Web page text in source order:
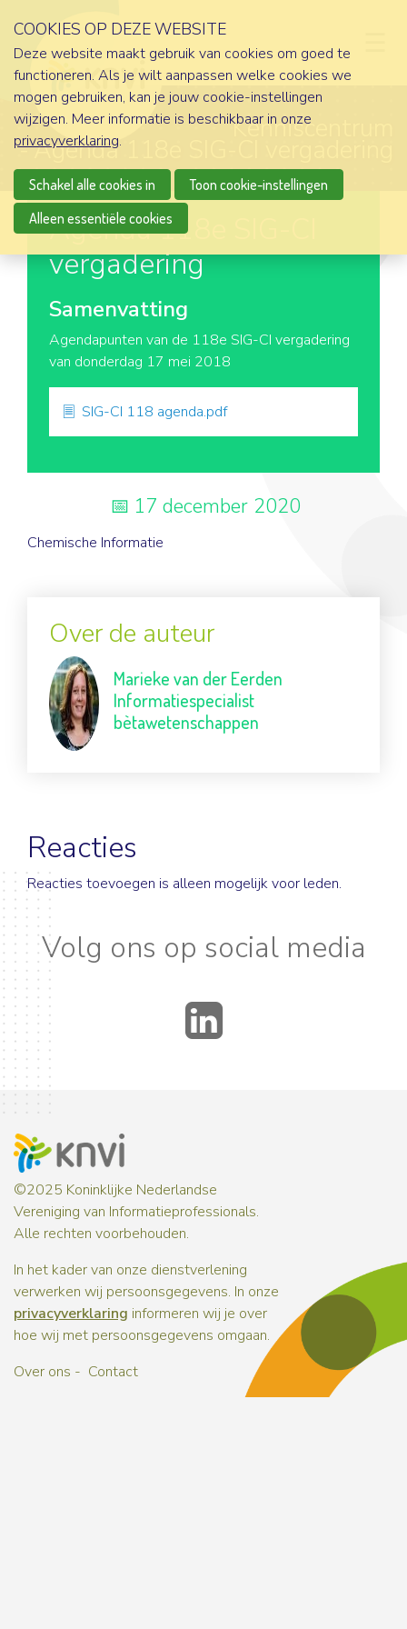
Kenniscentrum
Agenda 118e SIG-CI vergadering
Agenda 118e SIG-CI
vergadering
Samenvatting
Agendapunten van de 118e SIG-CI vergadering
van donderdag 17 mei 2018
SIG-CI 118 agenda.pdf
17 december 2020
Chemische Informatie
Over de auteur
Marieke van der Eerden
Informatiespecialist
bètawetenschappen
Reacties
Reacties toevoegen is alleen mogelijk voor leden.
Volg ons op social media
©2025 Koninklijke Nederlandse
Vereniging van Informatieprofessionals.
Alle rechten voorbehouden.
In het kader van onze dienstverlening
verwerken wij persoonsgegevens. In onze
privacyverklaring informeren wij je over
hoe wij met persoonsgegevens omgaan.
Over ons
Contact
COOKIES OP DEZE WEBSITE
Deze website maakt gebruik van cookies om goed te
functioneren. Als je wilt aanpassen welke cookies we
mogen gebruiken, kan je jouw cookie-instellingen
wijzigen. Meer informatie is beschikbaar in onze
privacyverklaring.
Schakel alle cookies in
Toon cookie-instellingen
Alleen essentiële cookies